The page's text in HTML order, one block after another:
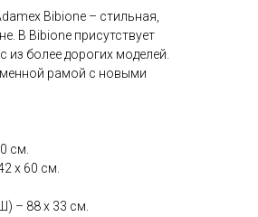
Bibione – стильная,
В Bibione присутствует
более дорогих моделей.
рамой с новыми
см.
х 60 см.
– 88 х 33 см.